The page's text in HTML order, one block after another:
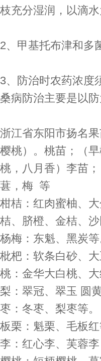
枝充分湿润，以滴水
2、甲基托布津和多
3、防治时农药浓度
桑病防治主要是以
浙江省东阳市扬名
樱桃）。桃苗；（
桃，八月香）李苗
葚，梅 等
柑桔：红肉蜜柚、
桔、脐橙、金桔、沙
杨梅：东魁、黑炭等
枇杷：软条白砂、
桃：金华大白桃、
梨：翠冠、翠玉 圆
枣：冬枣、梨枣等。
板栗：魁栗、毛板红
李：红心李、芙蓉李